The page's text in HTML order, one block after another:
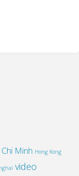
Minh Hong Kong
video